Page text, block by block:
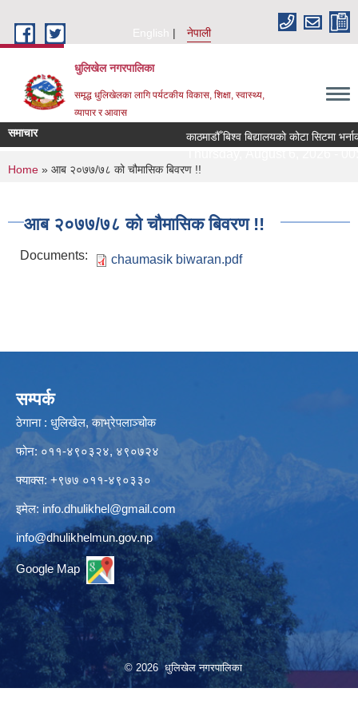
English
नेपाली
धुलिखेल नगरपालिका
समृद्ध धुलिखेलका लागि पर्यटकीय विकास, शिक्षा, स्वास्थ्य,
व्यापार र आवास
समाचार काठमाडौँ बिश्व बिद्यालयको कोटा सिटमा
You are here
Home » आब २०७७/७८ को चौमासिक बिवरण !!
आब २०७७/७८ को चौमासिक बिवरण !!
Documents: chaumasik biwaran.pdf
सम्पर्क
ठेगाना : धुलिखेल, काभ्रेपलाञ्चोक
फोन: ०११-४९०३२४, ४९०७२४
फ्याक्स: +९७७ ०११-४९०३३०
इमेल: info.dhulikhel@gmail.com
info@dhulikhelmun.gov.np
Google Map
© 2026 धुलिखेल नगरपालिका